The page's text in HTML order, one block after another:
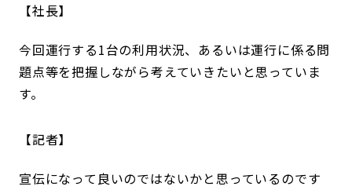
社長
今回運行する1台の利用状況、あるいは運行に係る問
題点等を把握しながら考えていきたいと思っていま
す。
記者
宣伝になって良いのではないかと思っているのです